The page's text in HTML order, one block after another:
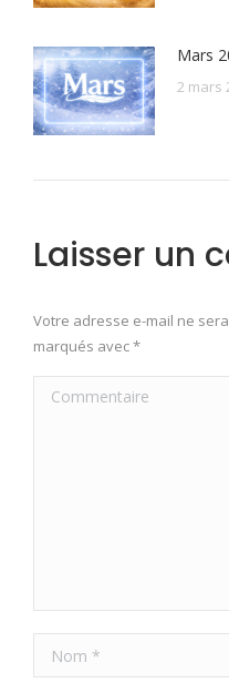
Mars
2 mars
Laisser un
Votre adresse e-mail ne
marqués avec*
Commentaire
Nom *